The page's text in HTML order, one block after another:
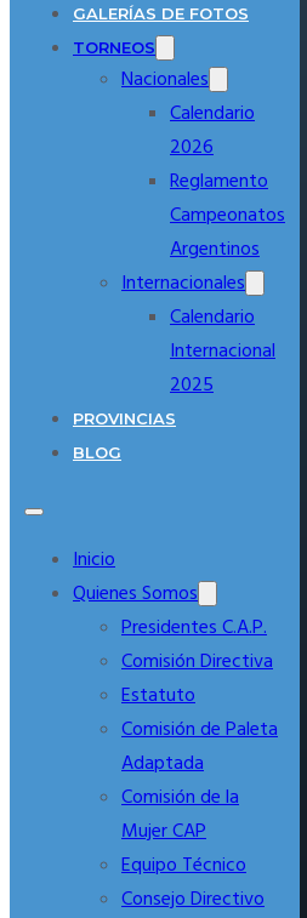
GALERÍAS DE FOTOS
TORNEOS
Nacionales
Calendario
2026
Reglamento
Campeonatos
Argentinos
Internacionales
Calendario
Internacional
2025
PROVINCIAS
BLOG
Inicio
Quienes Somos
Presidentes C.A.P.
Comisión Directiva
Estatuto
Comisión de Paleta
Adaptada
Comisión de la
Mujer CAP
Equipo Técnico
Consejo Directivo